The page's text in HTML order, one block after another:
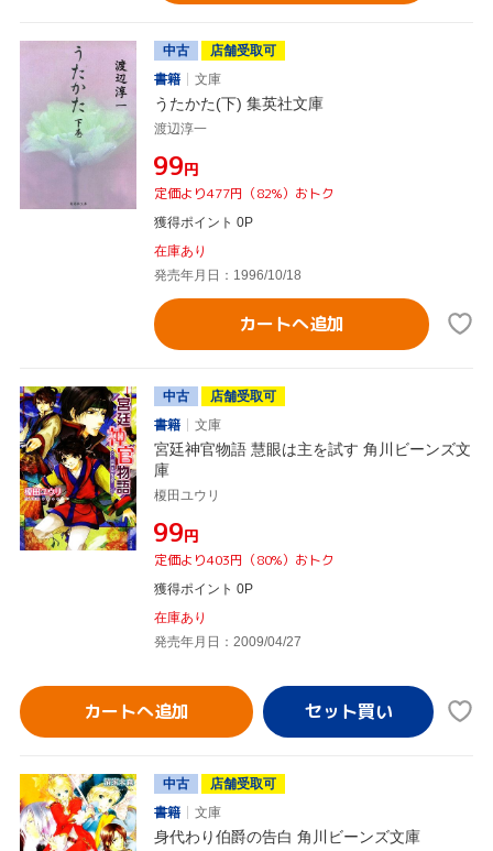
中古
店舗受取可
書籍
文庫
うたかた(下) 集英社文庫
渡辺淳一
¥99円
定価より477円（82%）おトク
獲得ポイント 0P
在庫あり
発売年月日：1996/10/18
カートへ追加
中古
店舗受取可
書籍
文庫
宮廷神官物語 慧眼は主を試す 角川ビーンズ文
庫
榎田ユウリ
¥99円
定価より403円（80%）おトク
獲得ポイント 0P
在庫あり
発売年月日：2009/04/27
カートへ追加
中古
店舗受取可
書籍
文庫
身代わり伯爵の告白 角川ビーンズ文庫